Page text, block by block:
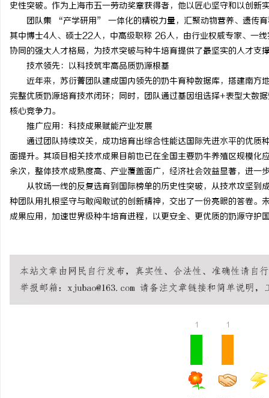
史性突破。作为上海市五一劳动奖章获得者，他以匠心坚守和以创新
团队集 “产学研用” 一体化的精锐力量，汇聚动物营养、遗传
其中博士4人、硕士22人，中高级职称 26人，由行业权威专家、一
协同的强大人才格局，为技术突破与种牛培育提供了最坚实的人才支
技术领先：以科技筑牢高品质奶源根基
近年来，苏衍菁团队建成国内领先的奶牛育种数据库，搭建南
完整优质奶源培育技术闭环；同时，团队通过基因组选择+表型大数
核心竞争力。
推广应用：科技成果赋能产业发展
通过团队持续攻关，成功培育出综合性能达国际先进水平的优
面提升。其项目相关技术成果目前也已在全国主要奶牛养殖区规模
余次，整体技术成熟度高、产业覆盖面广，经济社会效益显著，进一
从牧场一线的反复选育到国际榜单的历史性突破，从技术攻坚
种团队用扎根坚守与敢闯敢试的创新精神，交出了一份亮眼的答卷
成果应用，加速世界级种牛培育进程，以更安全、更优质的奶源守
1 1